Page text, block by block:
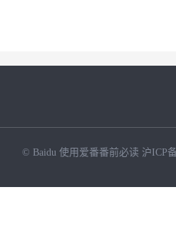
© Baidu 使用爱番番前必读 沪ICP